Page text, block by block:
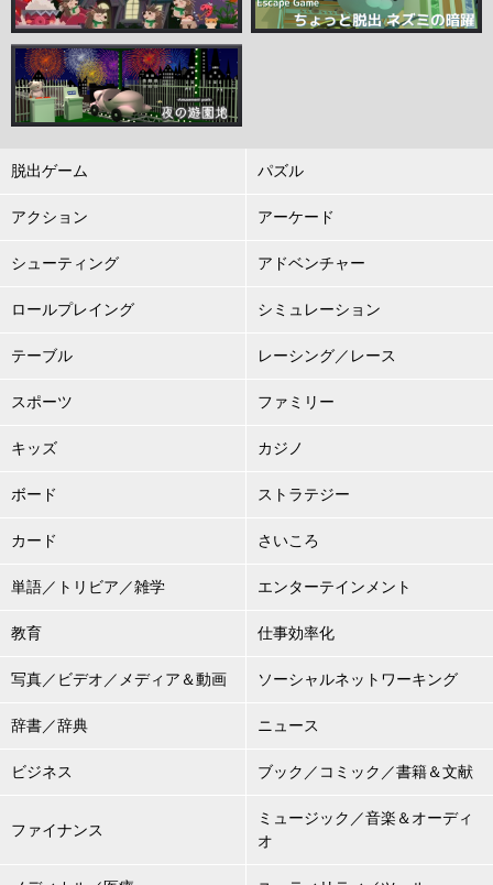
脱出ゲーム パズル
アクション アーケード
シューティング アドベンチャー
ロールプレイング シミュレーション
テーブル レーシング／レース
スポーツ ファミリー
キッズ カジノ
ボード ストラテジー
カード さいころ
単語／トリビア／雑学 エンターテインメント
教育 仕事効率化
写真／ビデオ／メディア＆動画 ソーシャルネットワーキング
辞書／辞典 ニュース
ビジネス ブック／コミック／書籍＆文献
ファイナンス
ミュージック／音楽＆オーディ
オ